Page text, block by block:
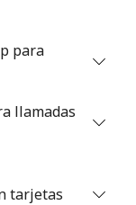
para
llamadas
tarjetas